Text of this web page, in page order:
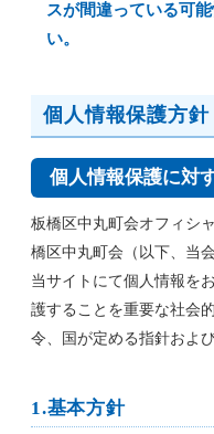
スが間違っている可
い。
個人情報保護方針
個人情報保護に対
板橋区中丸町会オフィシ
橋区中丸町会（以下、当
当サイトにて個人情報を
護することを重要な社会
令、国が定める指針およ
1.基本方針